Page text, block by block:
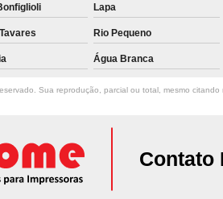
Lapa
Rio Pequeno
Água Branca
Sua reprodução, parcial ou total, mesmo
Contato